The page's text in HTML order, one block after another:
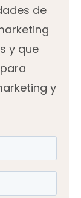
de
y que
y